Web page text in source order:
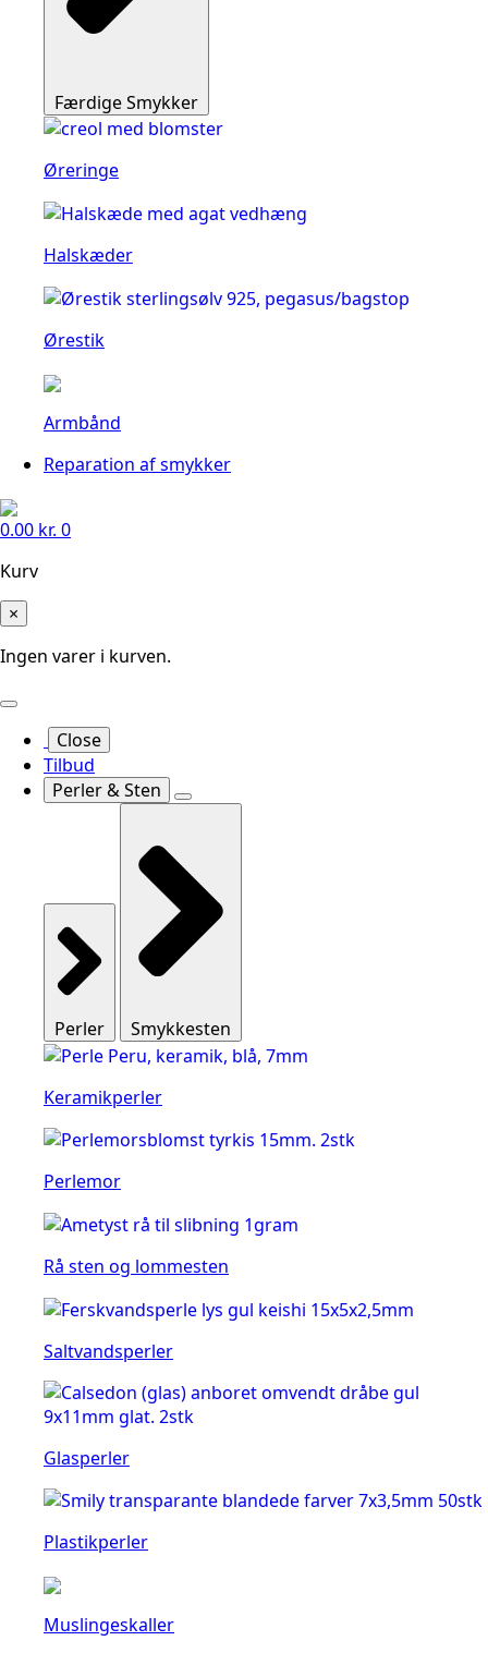
Færdige Smykker
Øreringe
Halskæder
Ørestik
Armbånd
Reparation af smykker
0.00 kr. 0
Kurv
×
Ingen varer i kurven.
Close
Tilbud
Perler & Sten
Perler Smykkesten
Keramikperler
Perlemor
Rå sten og lommesten
Saltvandsperler
Glasperler
Plastikperler
Muslingeskaller